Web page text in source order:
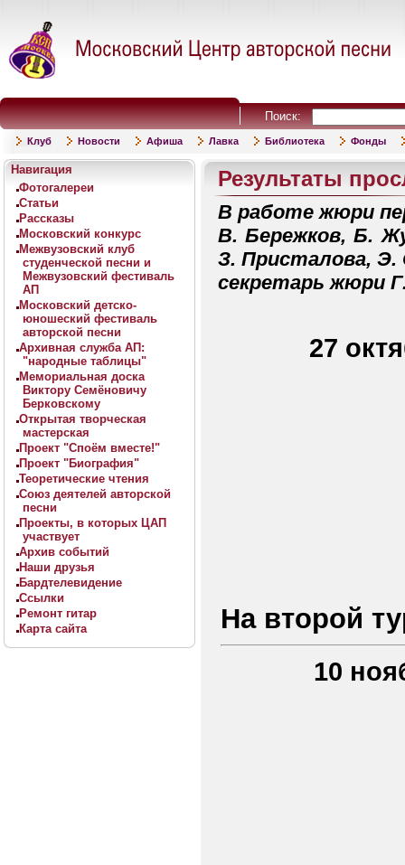
Поиск:
Клуб Новости Афиша Лавка Библиотека Фонды
Навигация
Фотогалереи
Статьи
Рассказы
Московский конкурс
Межвузовский клуб
студенческой песни и
Межвузовский фестиваль
АП
Московский детско-
юношеский фестиваль
авторской песни
Архивная служба АП:
"народные таблицы"
Мемориальная доска
Виктору Семёновичу
Берковскому
Открытая творческая
мастерская
Проект "Споём вместе!"
Проект "Биография"
Теоретические чтения
Союз деятелей авторской
песни
Проекты, в которых ЦАП
участвует
Архив событий
Наши друзья
Бардтелевидение
Ссылки
Ремонт гитар
Карта сайта
Результаты
В pаботе жюри
В. Беpежков, Б.
З. Пpисталова, Э.
секpетаpь жюpи
27
На втоpой
10